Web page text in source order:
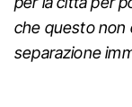
che questo non
separazione